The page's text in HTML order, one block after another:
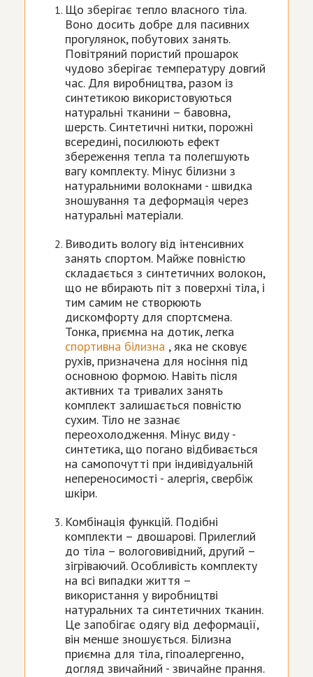
Що зберігає тепло власного тіла.
Воно досить добре для пасивних
прогулянок, побутових занять.
Повітряний пористий прошарок
чудово зберігає температуру довгий
час. Для виробництва, разом із
синтетикою використовуються
натуральні тканини – бавовна,
шерсть. Синтетичні нитки, порожні
всередині, посилюють ефект
збереження тепла та полегшують
вагу комплекту. Мінус білизни з
натуральними волокнами - швидка
зношування та деформація через
натуральні матеріали.
Виводить вологу від інтенсивних
занять спортом. Майже повністю
складається з синтетичних волокон,
що не вбирають піт з поверхні тіла, і
тим самим не створюють
дискомфорту для спортсмена.
Тонка, приємна на дотик, легка
спортивна білизна , яка не сковує
рухів, призначена для носіння під
основною формою. Навіть після
активних та тривалих занять
комплект залишається повністю
сухим. Тіло не зазнає
переохолодження. Мінус виду -
синтетика, що погано відбивається
на самопочутті при індивідуальній
непереносимості - алергія, свербіж
шкіри.
Комбінація функцій. Подібні
комплекти – двошарові. Прилеглий
до тіла – вологовивідний, другий –
зігріваючий. Особливість комплекту
на всі випадки життя –
використання у виробництві
натуральних та синтетичних тканин.
Це запобігає одягу від деформації,
він менше зношується. Білизна
приємна для тіла, гіпоалергенно,
догляд звичайний - звичайне прання.